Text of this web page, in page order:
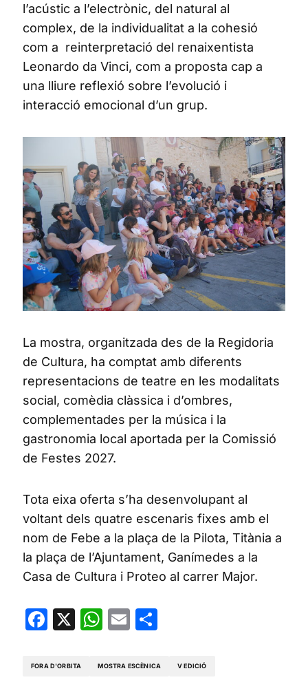
l’acústic a l’electrònic, del natural al
complex, de la individualitat a la cohesió
com a reinterpretació del renaixentista
Leonardo da Vinci, com a proposta cap a
una lliure reflexió sobre l’evolució i
interacció emocional d’un grup.
La mostra, organitzada des de la Regidoria
de Cultura, ha comptat amb diferents
representacions de teatre en les modalitats
social, comèdia clàssica i d’ombres,
complementades per la música i la
gastronomia local aportada per la Comissió
de Festes 2027.
Tota eixa oferta s’ha desenvolupant al
voltant dels quatre escenaris fixes amb el
nom de Febe a la plaça de la Pilota, Titània a
la plaça de l’Ajuntament, Ganímedes a la
Casa de Cultura i Proteo al carrer Major.
Facebook
X WhatsApp
Email
FORA D'ORBITA MOSTRA ESCÈNICA V EDICIÓ